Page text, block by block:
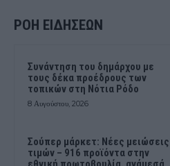
ΡΟΗ ΕΙΔΗΣΕΩΝ
Συνάντηση του δημάρχου με
τους δέκα προέδρους των
τοπικών στη Νότια Ρόδο
8 Αυγούστου, 2026
Σούπερ μάρκετ: Νέες μειώσεις
τιμών – 916 προϊόντα στην